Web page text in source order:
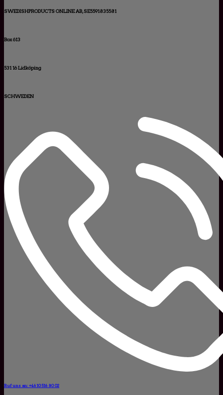
SWEDISHPRODUCTS ONLINE AB, SE5591835581
Box 613
531 16 Lidköping
SCHWEDEN
Ruf uns an: +46 10 516 80 02